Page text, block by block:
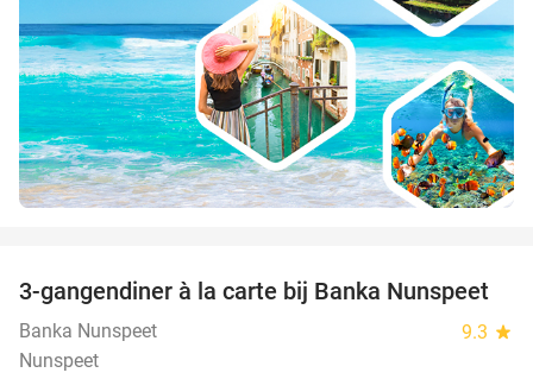
53%
3-gangendiner à la carte bij Banka Nunspeet
Banka Nunspeet 9.3 star
Nunspeet